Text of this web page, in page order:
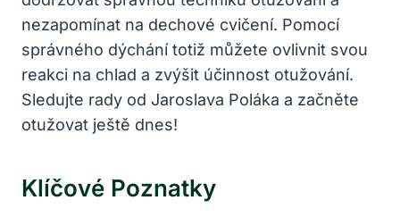
nezapomínat ​na dechové cvičení. Pomocí
správného dýchání⁢ totiž můžete ovlivnit svou
reakci na chlad⁢ a ​zvýšit účinnost otužování.⁤
Sledujte rady od Jaroslava Poláka a začněte
otužovat ještě dnes!
Klíčové Poznatky